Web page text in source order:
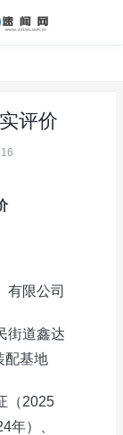
评价
有限公司
街道鑫达
配基地
（2025
年）、